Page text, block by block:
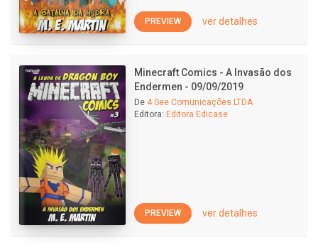
PREVIEW ver detalhes
Minecraft Comics - A Invasão dos
Endermen - 09/09/2019
De 4 See Comunicações LTDA
Editora: Editora Edicase
PREVIEW ver detalhes